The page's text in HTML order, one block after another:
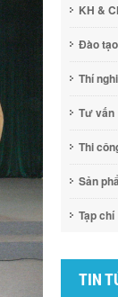
KH &
Đào tạo
Thí
Tư vấn
Thi
Sản
Tạp chí
TIN